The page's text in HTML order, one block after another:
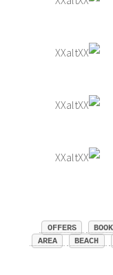
OFFERS
AREA
BEACH